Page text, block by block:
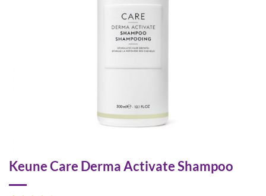
Keune Care Derma Activate Shampoo